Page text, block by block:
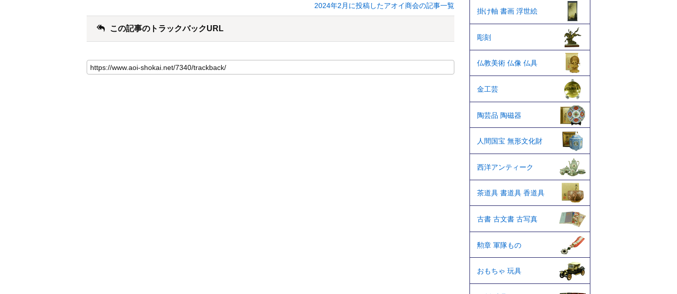
2024年2月に投稿したアオイ商会の記事一覧
この記事のトラックバックURL
掛け軸 書画 浮世絵
彫刻
仏教美術 仏像 仏具
金工芸
陶芸品 陶磁器
人間国宝 無形文化財
西洋アンティーク
茶道具 書道具 香道具
古書 古文書 古写真
勲章 軍隊もの
おもちゃ 玩具